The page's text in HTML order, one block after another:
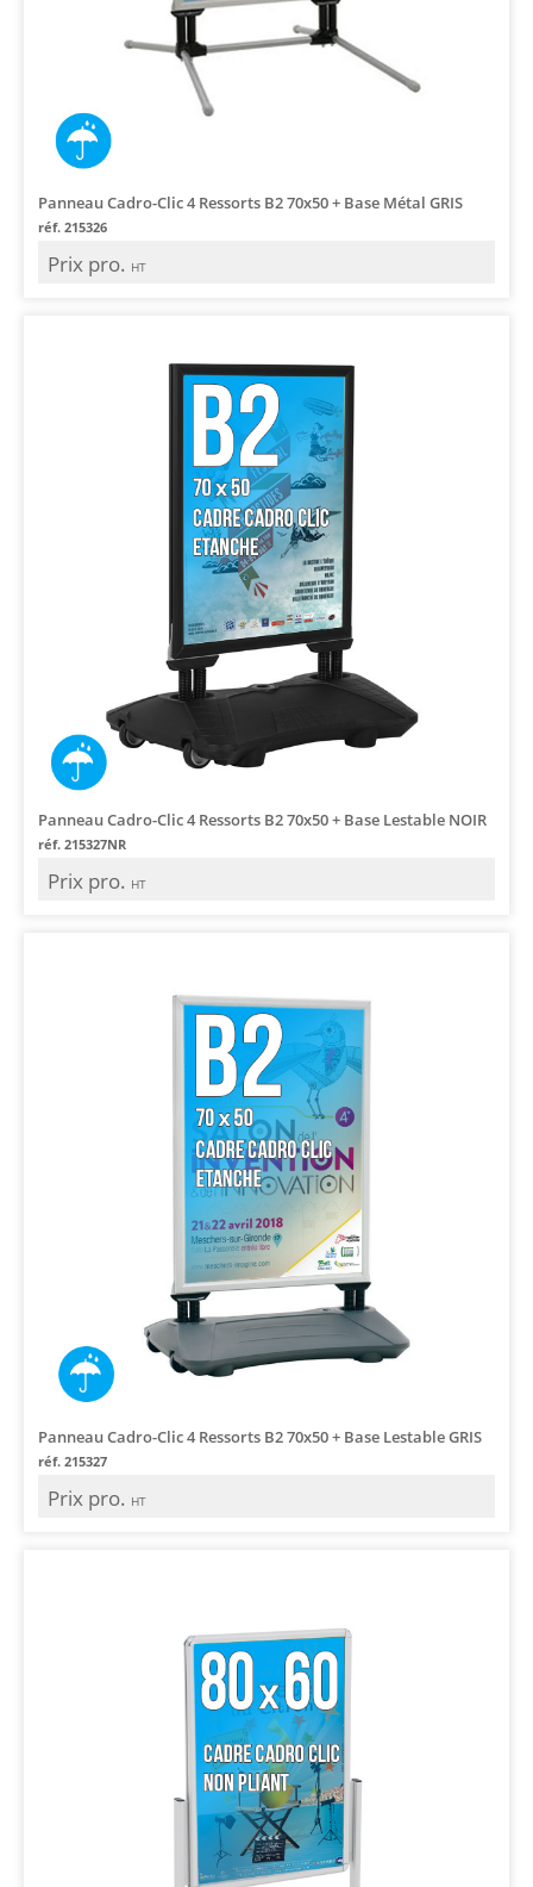
Panneau Cadro-Clic 4 Ressorts B2 70x50 + Base Métal GRIS
réf. 215326
Prix pro. HT
Panneau Cadro-Clic 4 Ressorts B2 70x50 + Base Lestable NOIR
réf. 215327NR
Prix pro. HT
Panneau Cadro-Clic 4 Ressorts B2 70x50 + Base Lestable GRIS
réf. 215327
Prix pro. HT